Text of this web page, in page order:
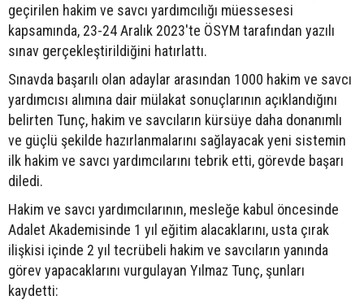
geçirilen hakim ve savcı yardımcılığı müessesesi
kapsamında, 23-24 Aralık 2023'te ÖSYM tarafından yazılı
sınav gerçekleştirildiğini hatırlattı.
Sınavda başarılı olan adaylar arasından 1000 hakim ve savcı
yardımcısı alımına dair mülakat sonuçlarının açıklandığını
belirten Tunç, hakim ve savcıların kürsüye daha donanımlı
ve güçlü şekilde hazırlanmalarını sağlayacak yeni sistemin
ilk hakim ve savcı yardımcılarını tebrik etti, görevde başarı
diledi.
Hakim ve savcı yardımcılarının, mesleğe kabul öncesinde
Adalet Akademisinde 1 yıl eğitim alacaklarını, usta çırak
ilişkisi içinde 2 yıl tecrübeli hakim ve savcıların yanında
görev yapacaklarını vurgulayan Yılmaz Tunç, şunları
kaydetti: